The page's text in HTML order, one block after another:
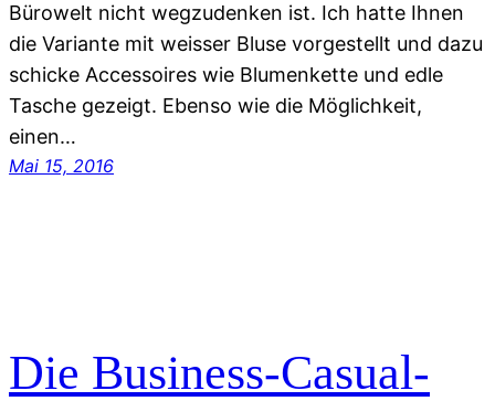
Bürowelt nicht wegzudenken ist. Ich hatte Ihnen
die Variante mit weisser Bluse vorgestellt und dazu
schicke Accessoires wie Blumenkette und edle
Tasche gezeigt. Ebenso wie die Möglichkeit,
einen…
Mai 15, 2016
Die Business-Casual-